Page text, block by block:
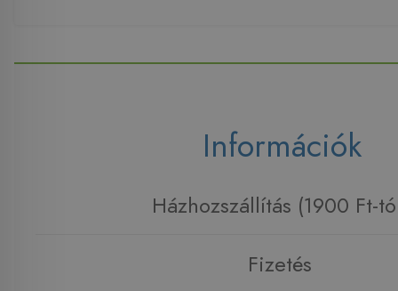
Információk
Házhozszállítás (1900 Ft-
Fizetés